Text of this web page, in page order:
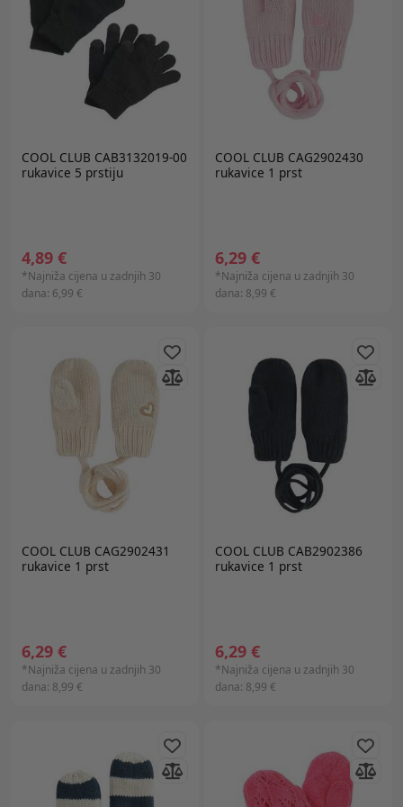
COOL CLUB CAB3132019-00
rukavice 5 prstiju
4,89 €
*Najniža cijena u zadnjih 30
dana: 6,99 €
COOL CLUB CAG2902430
rukavice 1 prst
6,29 €
*Najniža cijena u zadnjih 30
dana: 8,99 €
COOL CLUB CAG2902431
rukavice 1 prst
6,29 €
*Najniža cijena u zadnjih 30
dana: 8,99 €
COOL CLUB CAB2902386
rukavice 1 prst
6,29 €
*Najniža cijena u zadnjih 30
dana: 8,99 €